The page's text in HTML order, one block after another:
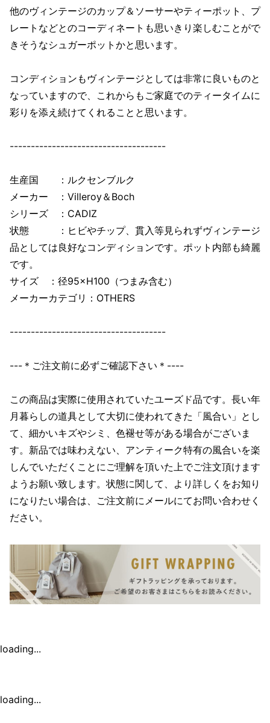
他のヴィンテージのカップ＆ソーサーやティーポット、プ
レートなどとのコーディネートも思いきり楽しむことがで
きそうなシュガーポットかと思います。
コンディションもヴィンテージとしては非常に良いものと
なっていますので、これからもご家庭でのティータイムに
彩りを添え続けてくれることと思います。
-------------------------------------
生産国 ：ルクセンブルク
メーカー ：Villeroy＆Boch
シリーズ ：CADIZ
状態 ：ヒビやチップ、貫入等見られずヴィンテージ
品としては良好なコンディションです。ポット内部も綺麗
です。
サイズ ：径95×H100（つまみ含む）
メーカーカテゴリ：OTHERS
-------------------------------------
---＊ご注文前に必ずご確認下さい＊----
この商品は実際に使用されていたユーズド品です。長い年
月暮らしの道具として大切に使われてきた「風合い」とし
て、細かいキズやシミ、色褪せ等がある場合がございま
す。新品では味わえない、アンティーク特有の風合いを楽
しんでいただくことにご理解を頂いた上でご注文頂けます
ようお願い致します。状態に関して、より詳しくをお知り
になりたい場合は、ご注文前にメールにてお問い合わせく
ださい。
loading...
loading...